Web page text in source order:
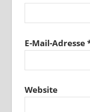
E-Mail-Adresse
Website